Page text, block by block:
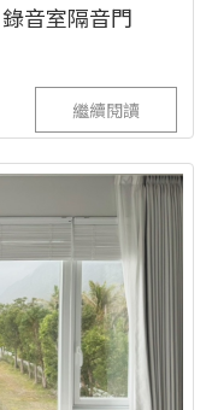
錄音室隔音門
繼續閱讀